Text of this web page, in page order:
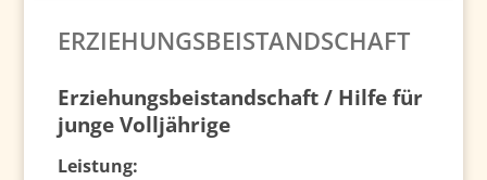
ERZIEHUNGSBEISTANDSCHAFT
Erziehungsbeistandschaft / Hilfe für
junge Volljährige
Leistung: